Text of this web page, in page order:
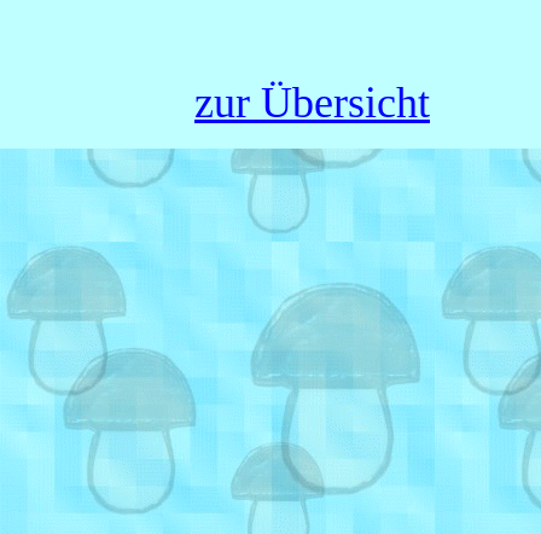
zur Übersicht
Zurück zum Seiteninhalt